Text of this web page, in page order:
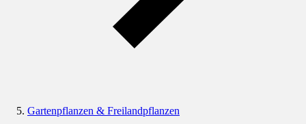
Gartenpflanzen & Freilandpflanzen